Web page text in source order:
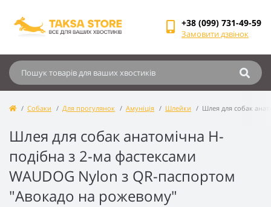
+38 (099) 731-49-59
Замовити дзвінок
Собаки Для прогулянок Амуніція Шлейки Шлея для собак
Шлея для собак анатомічна H-
подібна з 2-ма фастексами
WAUDOG Nylon з QR-паспортом
"Авокадо на рожевому"